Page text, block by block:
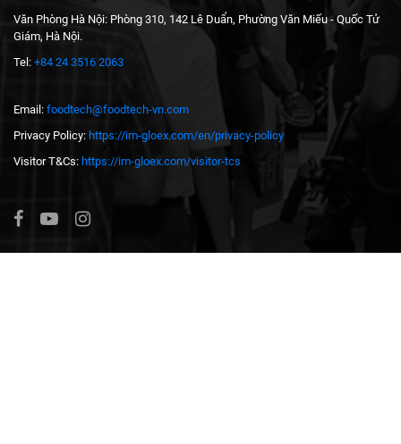
Văn Phòng Hà Nội: Phòng 310, 142 Lê Duẩn, Phường Văn Miếu - Quốc Tử
Giám, Hà Nội.
Tel: +84 24 3516 2063
Email: foodtech@foodtech-vn.com
Privacy Policy: https://im-gloex.com/en/privacy-policy
Visitor T&Cs: https://im-gloex.com/visitor-tcs